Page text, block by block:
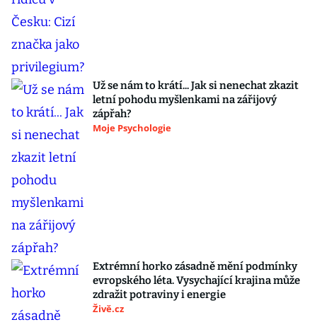
Už se nám to krátí... Jak si nenechat zkazit
letní pohodu myšlenkami na zářijový
zápřah?
Moje Psychologie
Extrémní horko zásadně mění podmínky
evropského léta. Vysychající krajina může
zdražit potraviny i energie
Živě.cz